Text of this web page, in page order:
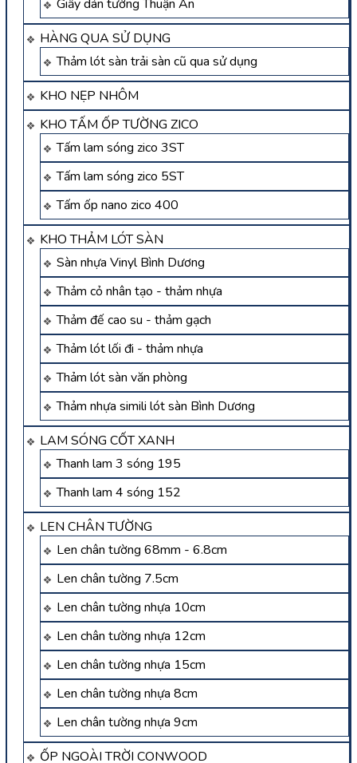
Giấy dán tường Thuận An
HÀNG QUA SỬ DỤNG
Thảm lót sàn trải sàn cũ qua sử dụng
KHO NẸP NHÔM
KHO TẤM ỐP TƯỜNG ZICO
Tấm lam sóng zico 3ST
Tấm lam sóng zico 5ST
Tấm ốp nano zico 400
KHO THẢM LÓT SÀN
Sàn nhựa Vinyl Bình Dương
Thảm cỏ nhân tạo - thảm nhựa
Thảm đế cao su - thảm gạch
Thảm lót lối đi - thảm nhựa
Thảm lót sàn văn phòng
Thảm nhựa simili lót sàn Bình Dương
LAM SÓNG CỐT XANH
Thanh lam 3 sóng 195
Thanh lam 4 sóng 152
LEN CHÂN TƯỜNG
Len chân tường 68mm - 6.8cm
Len chân tường 7.5cm
Len chân tường nhựa 10cm
Len chân tường nhựa 12cm
Len chân tường nhựa 15cm
Len chân tường nhựa 8cm
Len chân tường nhựa 9cm
ỐP NGOÀI TRỜI CONWOOD